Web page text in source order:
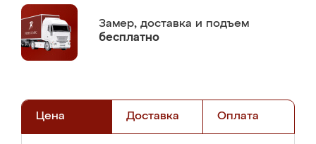
Замер, доставка и подъем
бесплатно
Цена Доставка Оплата